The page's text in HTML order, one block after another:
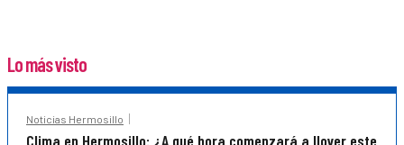
Lo más visto
Noticias Hermosillo
Clima en Hermosillo: ¿A qué hora comenzará a llover este